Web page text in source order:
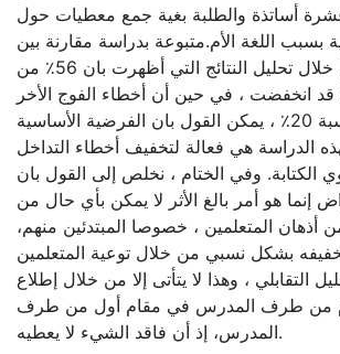
أساتذة والطلبة بغية جمع معطيات حول
بسبب اللغة الأم.متبوعة بدراسة مقارنة بين
اللغتين ، ومن خلال تحليل النتائج التي أظهرت بان 56٪ من
قد انخفضت ، في حين أن أخطاء الفوج الأخر
انخفضت فقط بنسبة 20٪ ، يمكن القول بان الفرضية الأساسية
الدراسة هي فعالة لتخفيف أخطاء التداخل
الكتابة. وفي الختام ، نخلص إلى القول بان
إنما هو أمر بالغ الأثر لا يمكن بأي حال من
أذهان المتعلمين ، خصوصا المبتدئين منهم،
بشكل نسبي من خلال توعية المتعلمين
التقابلي ، وهذا لا يتأتى إلا من خلال إطلاع
من طرف المدرس في مقام أول من طرف
المدرس، إذ أن فاقد الشيء لا يعطيه.